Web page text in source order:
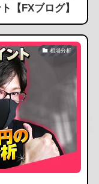
【FXブログ】
相場分析